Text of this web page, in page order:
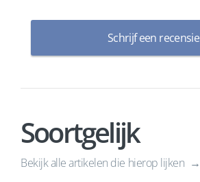
Schrijf een recensie
Soortgelijk
Bekijk alle artikelen die hierop lijken